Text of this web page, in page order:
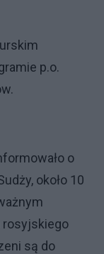
p.o.
o
około 10
rosyjskiego
są do